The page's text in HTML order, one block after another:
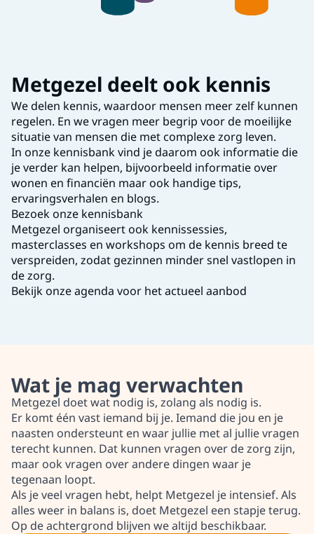
Metgezel deelt ook kennis
We delen kennis, waardoor mensen meer zelf kunnen
regelen. En we vragen meer begrip voor de moeilijke
situatie van mensen die met complexe zorg leven.
In onze kennisbank vind je daarom ook informatie die
je verder kan helpen, bijvoorbeeld informatie over
wonen en financiën maar ook handige tips,
ervaringsverhalen en blogs.
Bezoek onze kennisbank
Metgezel organiseert ook kennissessies,
masterclasses en workshops om de kennis breed te
verspreiden, zodat gezinnen minder snel vastlopen in
de zorg.
Bekijk onze agenda voor het actueel aanbod
Wat je mag verwachten
Metgezel doet wat nodig is, zolang als nodig is.
Er komt één vast iemand bij je. Iemand die jou en je
naasten ondersteunt en waar jullie met al jullie vragen
terecht kunnen. Dat kunnen vragen over de zorg zijn,
maar ook vragen over andere dingen waar je
tegenaan loopt.
Als je veel vragen hebt, helpt Metgezel je intensief. Als
alles weer in balans is, doet Metgezel een stapje terug.
Op de achtergrond blijven we altijd beschikbaar.